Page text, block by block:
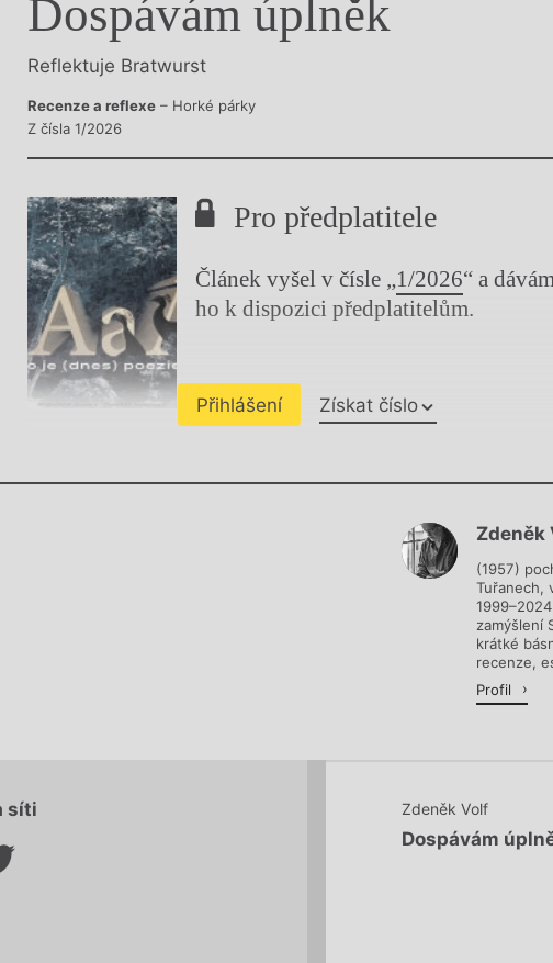
ceny
Dospávám úplněk
Reflektuje Bratwurst
Recenze a reflexe – Horké párky
Z čísla 1/2026
Pro předplatitele
Článek vyšel v čísle „1/2026“ a
ho k dispozici předplatitelům.
Přihlášení Získat číslo
Chviličku.
Zdeněk
(1957)
Tuřanech,
zamýšlení
krátké
recenze,
Profil
síti Zdeněk Volf
Dospávám